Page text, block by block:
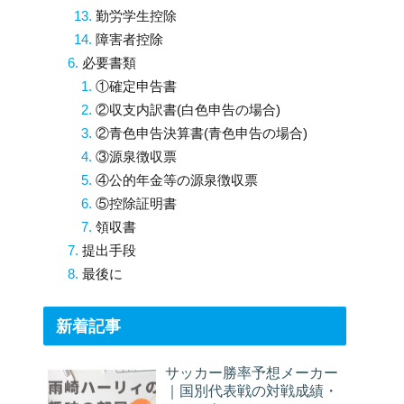
勤労学生控除
障害者控除
必要書類
①確定申告書
②収支内訳書(白色申告の場合)
②青色申告決算書(青色申告の場合)
③源泉徴収票
④公的年金等の源泉徴収票
⑤控除証明書
領収書
提出手段
最後に
新着記事
サッカー勝率予想メーカー
｜国別代表戦の対戦成績・